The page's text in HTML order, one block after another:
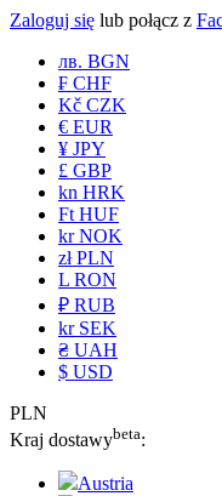
Zaloguj się lub połącz z
лв. BGN
₣ CHF
Kč CZK
€ EUR
¥ JPY
£ GBP
kn HRK
Ft HUF
kr NOK
zł PLN
L RON
₽ RUB
kr SEK
₴ UAH
$ USD
PLN
Kraj dostawybeta:
Austria